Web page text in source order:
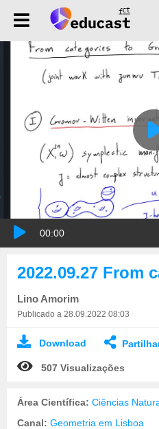
00:00
Lino Amorim
Publicado a 28.09.2022 08:03
Download
507 Visualizações
Área Científica: Ciências
Canal: Geometria em Lisboa